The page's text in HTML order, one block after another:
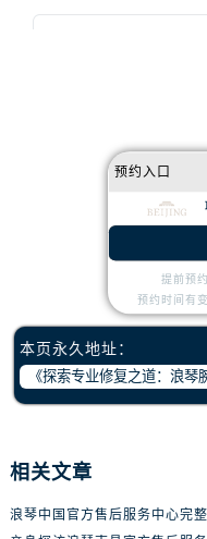
赞
本页永久地址：
相关文章
预约入口
提前预
预约时间有